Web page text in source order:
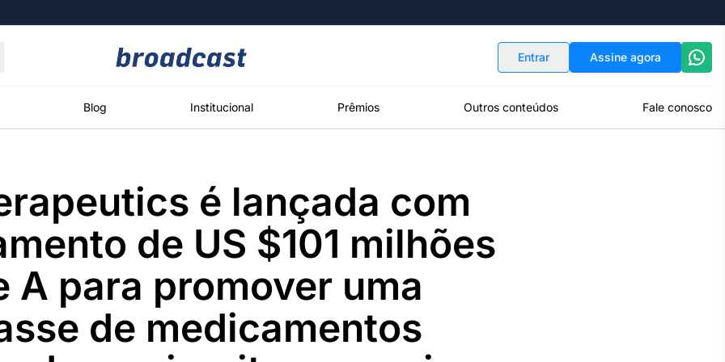
Entrar Assine agora
Blog Institucional Prêmios Outros conteúdos Fale conosco
Broadcast
Político
Os bastidores da
política em
tempo real
Energia
O setor de
energia elétrica
no Brasil
White Label
Plataforma para
conteúdos
personalizados
é lançada com
de US $101 milhões
A para promover uma
de medicamentos